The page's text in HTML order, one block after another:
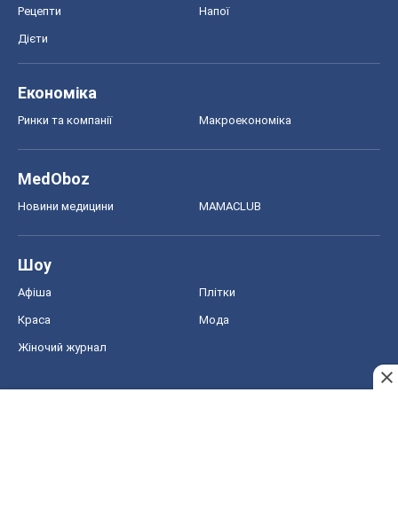
Рецепти Напої
Дієти
Економіка
Ринки та компанії Макроекономіка
MedOboz
Новини медицини MAMACLUB
Шоу
Афіша Плітки
Краса Мода
Жіночий журнал